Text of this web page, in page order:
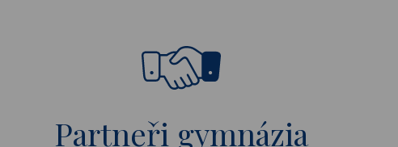
Partneři gymnázia